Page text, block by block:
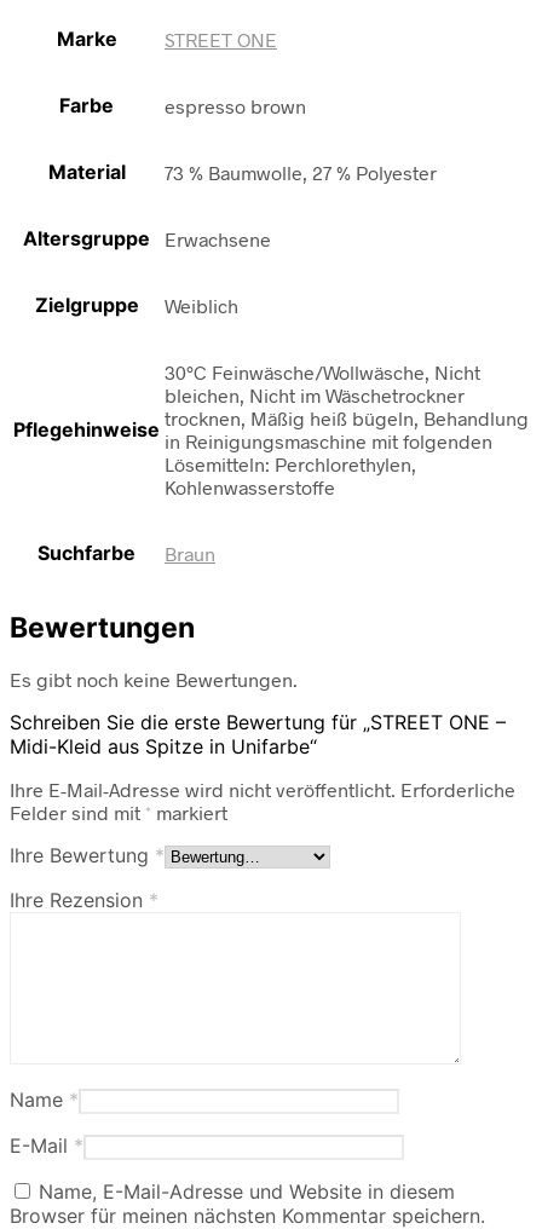
Marke STREET ONE
Farbe espresso brown
Material 73 % Baumwolle, 27 % Polyester
Altersgruppe Erwachsene
Zielgruppe Weiblich
Pflegehinweise
30°C Feinwäsche/Wollwäsche, Nicht
bleichen, Nicht im Wäschetrockner
trocknen, Mäßig heiß bügeln, Behandlung
in Reinigungsmaschine mit folgenden
Lösemitteln: Perchlorethylen,
Kohlenwasserstoffe
Suchfarbe Braun
Bewertungen
Es gibt noch keine Bewertungen.
Schreiben Sie die erste Bewertung für „STREET ONE –
Midi-Kleid aus Spitze in Unifarbe“
Ihre E-Mail-Adresse wird nicht veröffentlicht. Erforderliche
Felder sind mit * markiert
Ihre Bewertung *
Ihre Rezension *
Name *
E-Mail *
Name, E-Mail-Adresse und Website in diesem
Browser für meinen nächsten Kommentar speichern.